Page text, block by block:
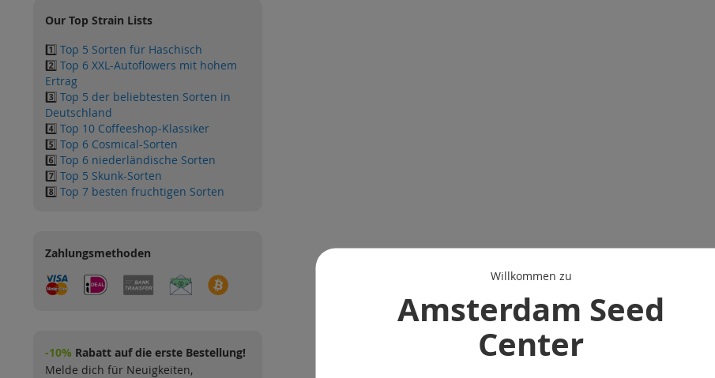
Our Top Strain Lists
1️⃣ Top 5 Sorten für Haschisch
2️⃣ Top 6 XXL-Autoflowers mit hohem
Ertrag
3️⃣ Top 5 der beliebtesten Sorten in
Deutschland
4️⃣ Top 10 Coffeeshop-Klassiker
5️⃣ Top 6 Cosmical-Sorten
6️⃣ Top 6 niederländische Sorten
7️⃣ Top 5 Skunk-Sorten
8️⃣ Top 7 besten fruchtigen Sorten
Zahlungsmethoden
-10% Rabatt auf die erste Bestellung!
Melde dich für Neuigkeiten,
Willkommen zu
Amsterdam Seed
Center